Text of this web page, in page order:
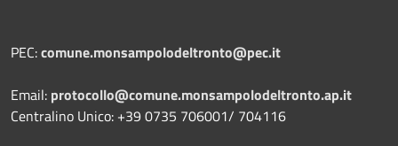
PEC:comune.monsampolodeltronto@pec.it
Email: protocollo@comune.monsampolodeltronto.ap.it
Centralino Unico: +39 0735 706001/ 704116